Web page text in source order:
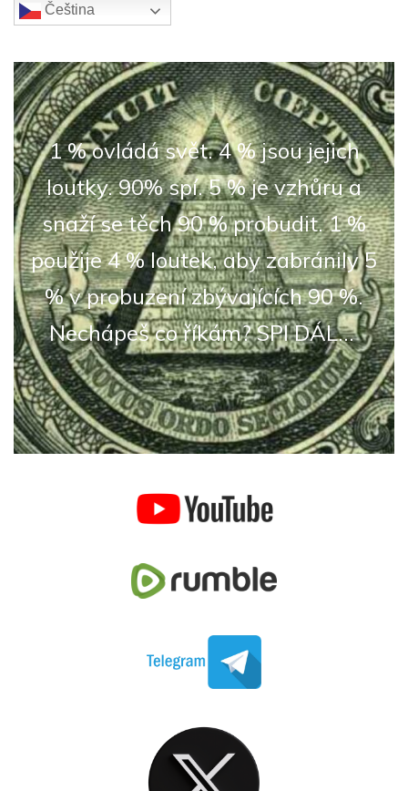
Čeština‎
1 % ovládá svět. 4 % jsou jejich
loutky. 90% spí. 5 % je vzhůru a
snaží se těch 90 % probudit. 1 %
použije 4 % loutek, aby zabránily 5
% v probuzení zbývajících 90 %.
Nechápeš co říkám? SPI DÁL...